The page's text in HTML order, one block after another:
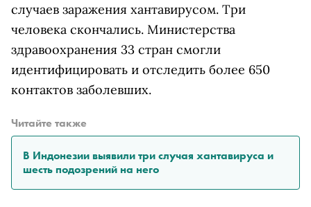
случаев заражения хантавирусом. Три
человека скончались. Министерства
здравоохранения 33 стран смогли
идентифицировать и отследить более 650
контактов заболевших.
Читайте также
В Индонезии выявили три случая хантавируса и
шесть подозрений на него